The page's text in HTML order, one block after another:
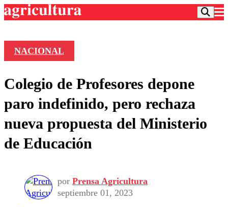
Frecuencias
Agricultura TV
Deportes
Colo Colo
Motor
Torneo Internacional
Torneo Nacional
Entretención
Noticias
Internacional
Nacional
Vida Social
Programas
Comercial
NACIONAL
Colegio de Profesores depone
paro indefinido, pero rechaza
nueva propuesta del Ministerio
de Educación
por Prensa Agricultura
septiembre 01, 2023